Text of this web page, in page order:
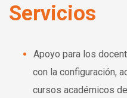
Servicios
Apoyo para los
con la configuración,
cursos académicos